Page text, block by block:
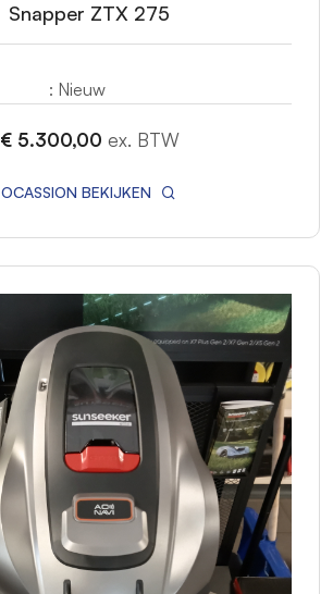
Snapper ZTX 275
: Nieuw
€ 5.300,00 ex. BTW
OCASSION BEKIJKEN